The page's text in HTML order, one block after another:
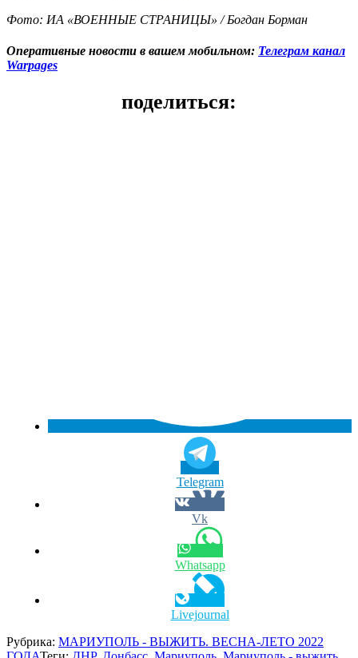
Фото: ИА «ВОЕННЫЕ СТРАНИЦЫ» / Богдан Борман
Оперативные новости в вашем мобильном: Телеграм канал
Warpages
поделиться:
Telegram
Vk
Whatsapp
Livejournal
Рубрика: МАРИУПОЛЬ - ВЫЖИТЬ. ВЕСНА-ЛЕТО 2022